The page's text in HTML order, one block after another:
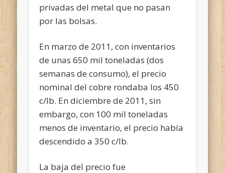
privadas del metal que no pasan
por las bolsas.
En marzo de 2011, con inventarios
de unas 650 mil toneladas (dos
semanas de consumo), el precio
nominal del cobre rondaba los 450
c/lb. En diciembre de 2011, sin
embargo, con 100 mil toneladas
menos de inventario, el precio había
descendido a 350 c/lb.
La baja del precio fue